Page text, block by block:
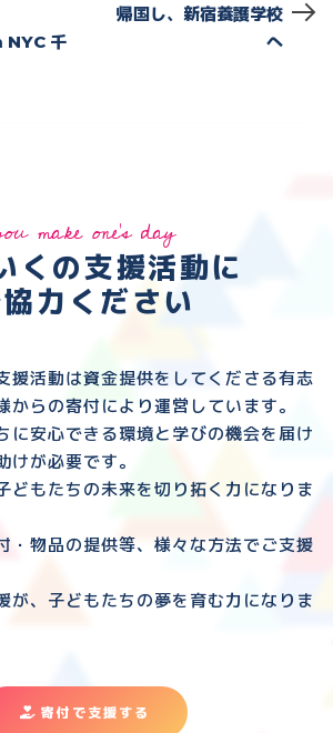
千
帰国し、新宿養護学校
へ
make one's day
くの支援活動に
力ください
援活動は資金提供をしてくださる有志
からの寄付により運営しています。
に安心できる環境と 学びの機会を届け
けが必要です。
どもたちの未来を切り拓く力になりま
・物品の提供等、様々な方法でご支援
が、子どもたちの夢を育む力になりま
寄付で支援する